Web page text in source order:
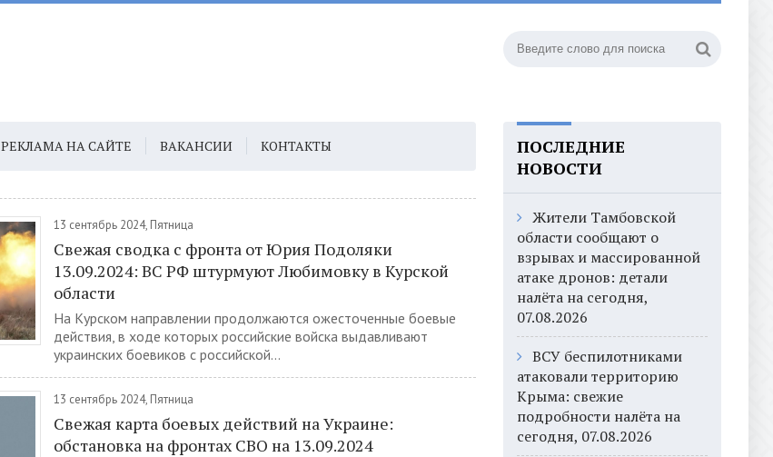
РЕКЛАМА НА САЙТЕ ВАКАНСИИ КОНТАКТЫ
13 сентябрь 2024, Пятница
Свежая сводка с фронта от Юрия Подоляки
13.09.2024: ВС РФ штурмуют Любимовку в Курской
области
На Курском направлении продолжаются ожесточенные боевые
действия, в ходе которых российские войска выдавливают
украинских боевиков с российской...
13 сентябрь 2024, Пятница
Свежая карта боевых действий на Украине:
обстановка на фронтах СВО на 13.09.2024
ПОСЛЕДНИЕ
НОВОСТИ
Жители Тамбовской
области сообщают о
взрывах и массированной
атаке дронов: детали
налёта на сегодня,
07.08.2026
ВСУ беспилотниками
атаковали территорию
Крыма: свежие
подробности налёта на
сегодня, 07.08.2026